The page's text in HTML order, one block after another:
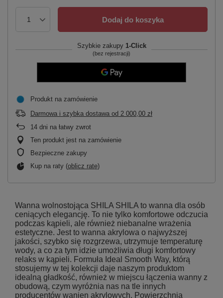
Dodaj do koszyka
Szybkie zakupy 1-Click
(bez rejestracji)
Produkt na zamówienie
Darmowa i szybka dostawa od 2 000,00 zł
14 dni na łatwy zwrot
Ten produkt jest na zamówienie
Bezpieczne zakupy
Kup na raty (oblicz ratę)
Wanna wolnostojąca SHILA SHILA to wanna dla osób
ceniących elegancję. To nie tylko komfortowe odczucia
podczas kąpieli, ale również niebanalne wrażenia
estetyczne. Jest to wanna akrylowa o najwyższej
jakości, szybko się rozgrzewa, utrzymuje temperaturę
wody, a co za tym idzie umożliwia długi komfortowy
relaks w kąpieli. Formuła Ideal Smooth Way, którą
stosujemy w tej kolekcji daje naszym produktom
idealną gładkość, również w miejscu łączenia wanny z
obudową, czym wyróżnia nas na tle innych
producentów wanien akrylowych. Powierzchnia